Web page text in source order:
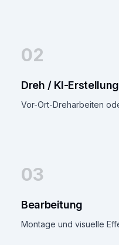
02
Dreh / KI-Erstellung
Vor-Ort-Dreharbeiten
03
Bearbeitung
Montage und visuelle